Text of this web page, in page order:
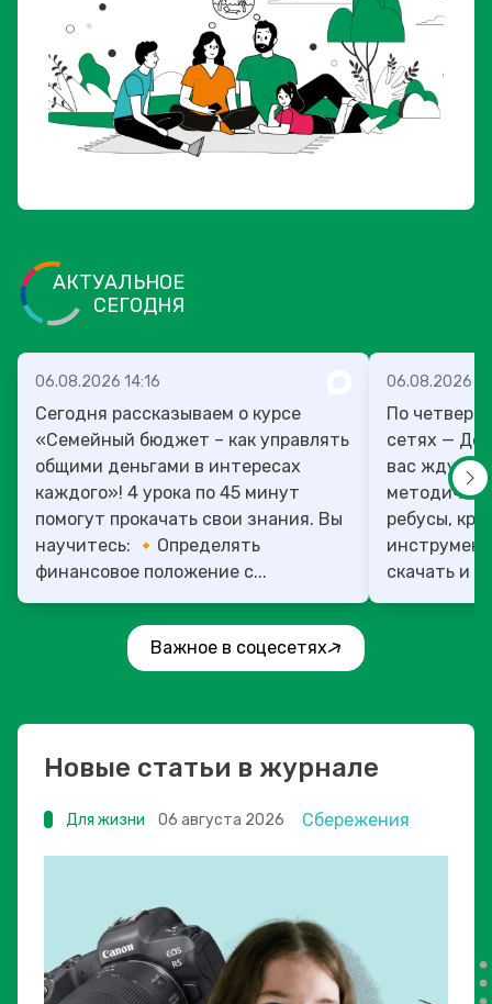
АКТУАЛЬНОЕ
СЕГОДНЯ
06.08.2026 14:16
Сегодня рассказываем о курсе
«Семейный бюджет – как управлять
общими деньгами в интересах
каждого»! 4 урока по 45 минут
помогут прокачать свои знания. Вы
научитесь: 🔸Определять
финансовое положение с...
06.08.2026
По
сетях — День
вас ждут
ребусы,
скачать и
Важное в соцесетях
Новые статьи в журнале
Для жизни 06 августа 2026 Сбережения